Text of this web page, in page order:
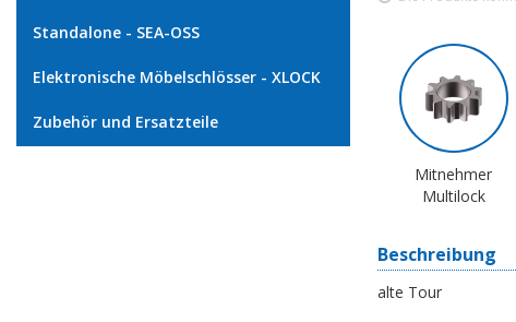
Standalone - SEA-OSS
Elektronische Möbelschlösser - XLOCK
Zubehör und Ersatzteile
Mitnehmer
Multilock
Beschreibung
alte Tour